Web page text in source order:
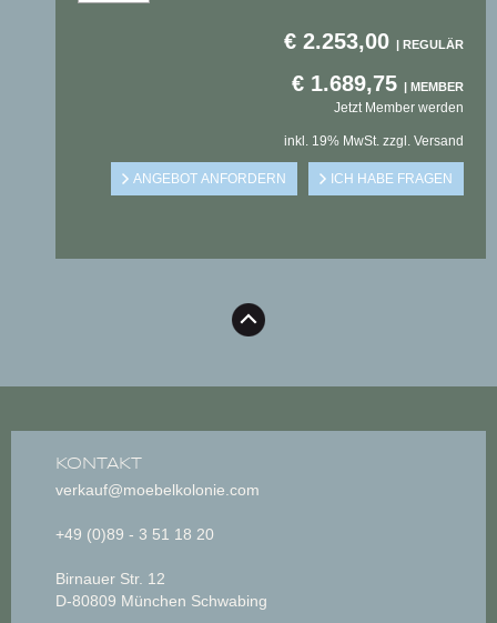
€ 2.253,00
€ 1.689,75
Jetzt Member werden
inkl. 19% MwSt. zzgl. Versand
KONTAKT
verkauf@moebelkolonie.com
+49 (0)89 - 3 51 18 20
Birnauer Str. 12
D-80809 München Schwabing